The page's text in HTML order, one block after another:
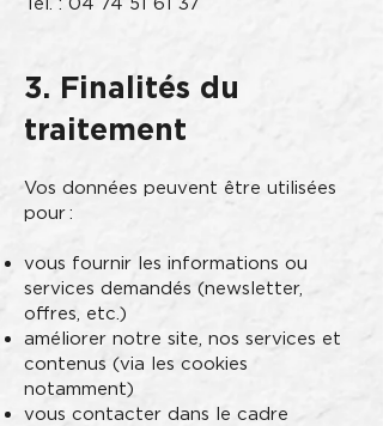
3. Finalités du
traitement
Vos données peuvent être utilisées
pour :
vous fournir les informations ou
services demandés (newsletter,
offres, etc.)
améliorer notre site, nos services et
contenus (via les cookies
notamment)
vous contacter dans le cadre